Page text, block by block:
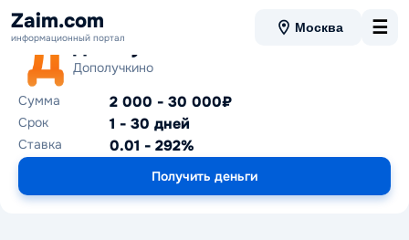
Zaim.com
информационный портал
Москва ☰
Дополучкино
Дополучкино
Сумма
2 000 - 30 000₽
Срок 1 - 30 дней
Ставка 0.01 - 292%
Получить деньги